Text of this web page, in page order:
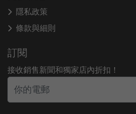
隱私政策
條款與細則
訂閱
接收銷售新聞和獨家店內折扣！